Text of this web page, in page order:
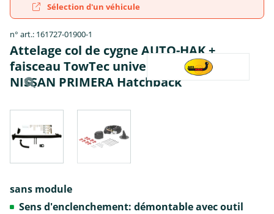
Sélection d'un véhicule
n° art.: 161727-01900-1
Attelage col de cygne AUTO-HAK +
faisceau TowTec universel 13 broches -
NISSAN PRIMERA Hatchback
sans module
Sens d'enclenchement: démontable avec outil